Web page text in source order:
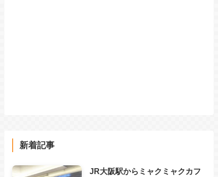
新着記事
JR大阪駅からミャクミャクカフ